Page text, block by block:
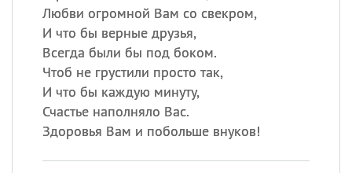
Любви огромной Вам со свекром,
И что бы верные друзья,
Всегда были бы под боком.
Чтоб не грустили просто так,
И что бы каждую минуту,
Счастье наполняло Вас.
Здоровья Вам и побольше внуков!